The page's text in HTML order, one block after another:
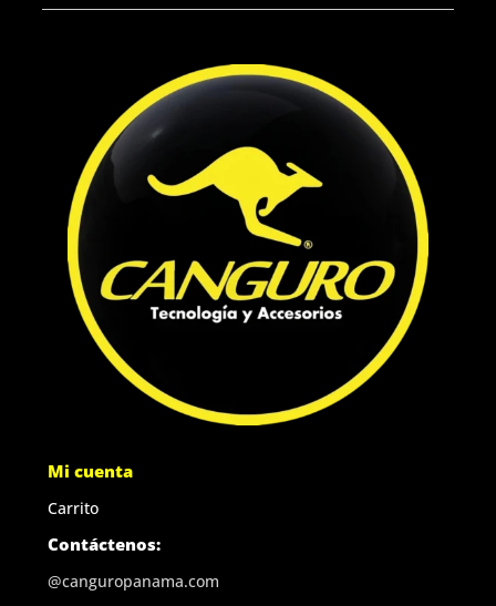
Mi cuenta
Carrito
Contáctenos:
@canguropanama.com